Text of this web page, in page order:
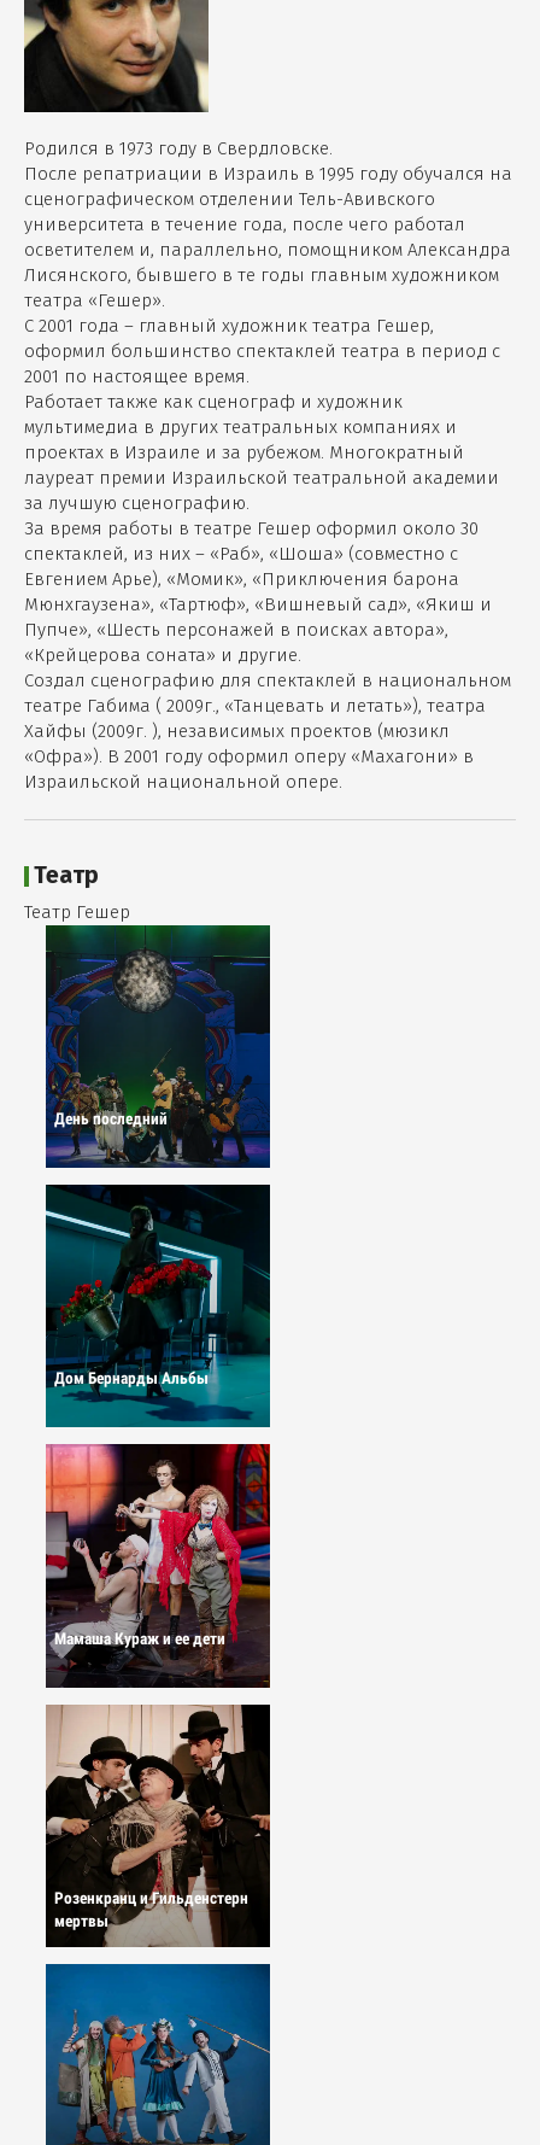
Родился в 1973 году в Свердловске.
После репатриации в Израиль в 1995 году обучался на
сценографическом отделении Тель-Авивского
университета в течение года, после чего работал
осветителем и, параллельно, помощником Александра
Лисянского, бывшего в те годы главным художником
театра «Гешер».
С 2001 года – главный художник театра Гешер,
оформил большинство спектаклей театра в период с
2001 по настоящее время.
Работает также как сценограф и художник
мультимедиа в других театральных компаниях и
проектах в Израиле и за рубежом. Многократный
лауреат премии Израильской театральной академии
за лучшую сценографию.
За время работы в театре Гешер оформил около 30
спектаклей, из них – «Раб», «Шоша» (совместно с
Евгением Арье), «Момик», «Приключения барона
Мюнхгаузена», «Тартюф», «Вишневый сад», «Якиш и
Пупче», «Шесть персонажей в поисках автора»,
«Крейцерова соната» и другие.
Создал сценографию для спектаклей в национальном
театре Габима ( 2009г., «Танцевать и летать»), театра
Хайфы (2009г. ), независимых проектов (мюзикл
«Офра»). В 2001 году оформил оперу «Махагони» в
Израильской национальной опере.
Театр
Театр Гешер
День последний
Дом Бернарды Альбы
Мамаша Кураж и ее дети
Розенкранц и Гильденстерн
мертвы